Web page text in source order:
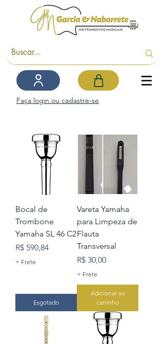
Faça login ou cadastre-se
Bocal de
Trombone
Yamaha SL 46 C2
Preço
R$ 590,84
+ Frete
Esgotado
Vareta Yamaha
para Limpeza de
Flauta
Transversal
Preço
R$ 30,00
+ Frete
Adicionar ao
carrinho